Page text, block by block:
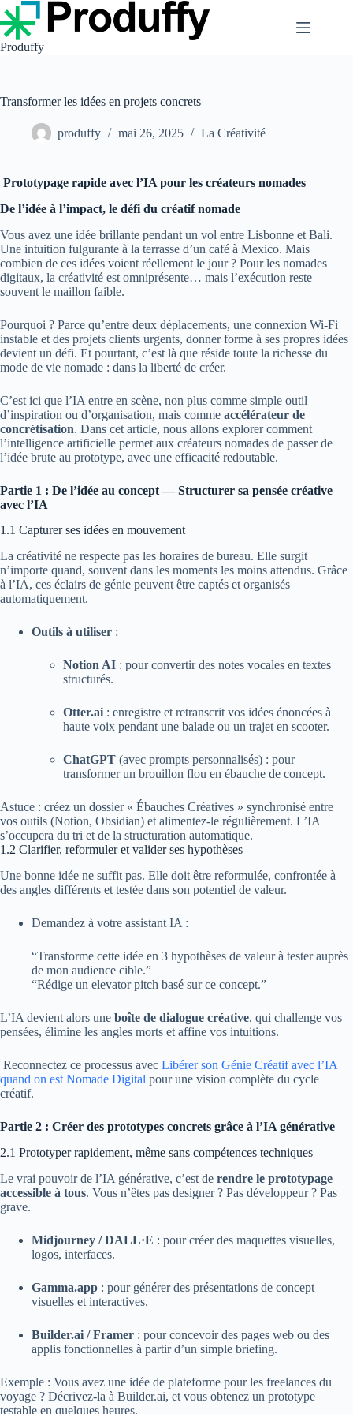
Passer
au
contenu
Produffy
Transformer les idées en projets concrets
produffy mai 26, 2025 La Créativité
Prototypage rapide avec l’IA pour les créateurs nomades
De l’idée à l’impact, le défi du créatif nomade
Vous avez une idée brillante pendant un vol entre Lisbonne et Bali.
Une intuition fulgurante à la terrasse d’un café à Mexico. Mais
combien de ces idées voient réellement le jour ? Pour les nomades
digitaux, la créativité est omniprésente… mais l’exécution reste
souvent le maillon faible.
Pourquoi ? Parce qu’entre deux déplacements, une connexion Wi-Fi
instable et des projets clients urgents, donner forme à ses propres idées
devient un défi. Et pourtant, c’est là que réside toute la richesse du
mode de vie nomade : dans la liberté de créer.
C’est ici que l’IA entre en scène, non plus comme simple outil
d’inspiration ou d’organisation, mais comme accélérateur de
concrétisation. Dans cet article, nous allons explorer comment
l’intelligence artificielle permet aux créateurs nomades de passer de
l’idée brute au prototype, avec une efficacité redoutable.
Partie 1 : De l’idée au concept — Structurer sa pensée créative
avec l’IA
1.1 Capturer ses idées en mouvement
La créativité ne respecte pas les horaires de bureau. Elle surgit
n’importe quand, souvent dans les moments les moins attendus. Grâce
à l’IA, ces éclairs de génie peuvent être captés et organisés
automatiquement.
Outils à utiliser :
Notion AI : pour convertir des notes vocales en textes
structurés.
Otter.ai : enregistre et retranscrit vos idées énoncées à
haute voix pendant une balade ou un trajet en scooter.
ChatGPT (avec prompts personnalisés) : pour
transformer un brouillon flou en ébauche de concept.
Astuce : créez un dossier « Ébauches Créatives » synchronisé entre
vos outils (Notion, Obsidian) et alimentez-le régulièrement. L’IA
s’occupera du tri et de la structuration automatique.
1.2 Clarifier, reformuler et valider ses hypothèses
Une bonne idée ne suffit pas. Elle doit être reformulée, confrontée à
des angles différents et testée dans son potentiel de valeur.
Demandez à votre assistant IA :
“Transforme cette idée en 3 hypothèses de valeur à tester auprès
de mon audience cible.”
“Rédige un elevator pitch basé sur ce concept.”
L’IA devient alors une boîte de dialogue créative, qui challenge vos
pensées, élimine les angles morts et affine vos intuitions.
Reconnectez ce processus avec Libérer son Génie Créatif avec l’IA
quand on est Nomade Digital pour une vision complète du cycle
créatif.
Partie 2 : Créer des prototypes concrets grâce à l’IA générative
2.1 Prototyper rapidement, même sans compétences techniques
Le vrai pouvoir de l’IA générative, c’est de rendre le prototypage
accessible à tous. Vous n’êtes pas designer ? Pas développeur ? Pas
grave.
Midjourney / DALL·E : pour créer des maquettes visuelles,
logos, interfaces.
Gamma.app : pour générer des présentations de concept
visuelles et interactives.
Builder.ai / Framer : pour concevoir des pages web ou des
applis fonctionnelles à partir d’un simple briefing.
Exemple : Vous avez une idée de plateforme pour les freelances du
voyage ? Décrivez-la à Builder.ai, et vous obtenez un prototype
testable en quelques heures.